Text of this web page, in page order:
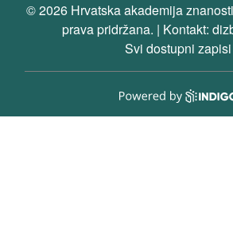
© 2026 Hrvatska akademija
prava pridržana. | Kontakt:
Svi dostupni zapisi